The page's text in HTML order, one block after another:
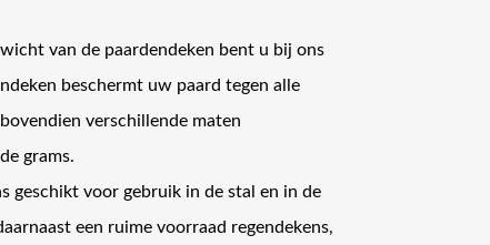
van de paardendeken bent u bij ons
beschermt uw paard tegen alle
verschillende maten
grams.
geschikt voor gebruik in de stal en in de
een ruime voorraad regendekens,